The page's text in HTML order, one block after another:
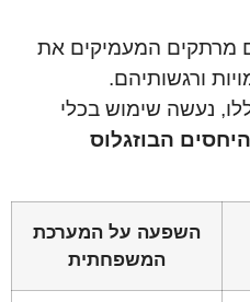
מרתקים המעמיקים את
ורגשותיהם.
נעשה שימוש בכלי
הבוזגלוס
השפעה על המערכת
המשפחתית